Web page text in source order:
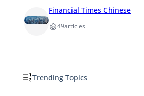
Financial Times Chinese
49articles
Trending Topics